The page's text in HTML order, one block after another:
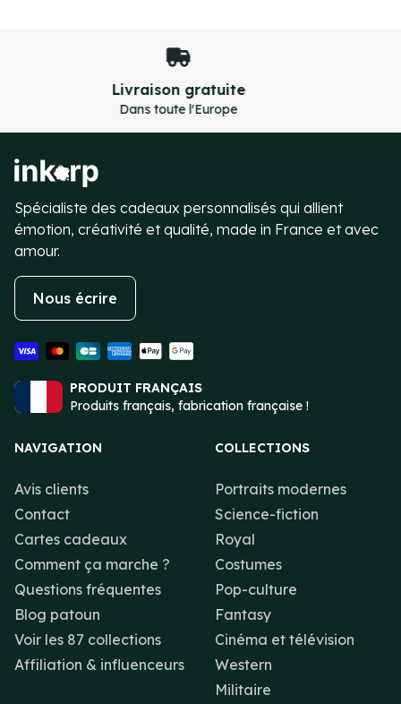
100% sécurisées
Spécialiste des cadeaux personnalisés qui allient
émotion, créativité et qualité, made in France et avec
amour.
Nous écrire
PRODUIT FRANÇAIS
Produits français, fabrication française !
NAVIGATION
Avis clients
Contact
Cartes cadeaux
Comment ça marche ?
Questions fréquentes
Blog patoun
Voir les 87 collections
Affiliation & influenceurs
COLLECTIONS
Portraits modernes
Science-fiction
Royal
Costumes
Pop-culture
Fantasy
Cinéma et télévision
Western
Militaire